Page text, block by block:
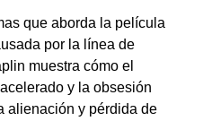
que aborda la película
por la línea de
muestra cómo el
y la obsesión
alienación y pérdida de